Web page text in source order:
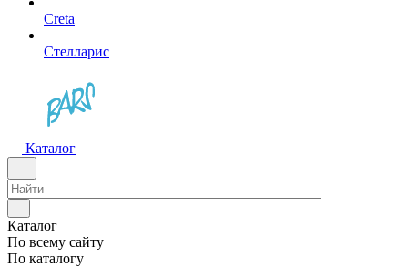
Creta
Стелларис
Каталог
Каталог
По всему сайту
По каталогу